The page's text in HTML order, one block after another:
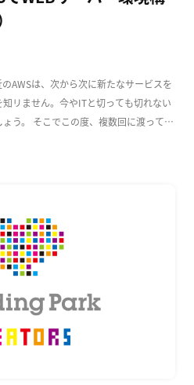
AWSは、次から次に新たなサービスを
リません。今やITと切っても切れない
う。 そこでこの度、複数回に渡って